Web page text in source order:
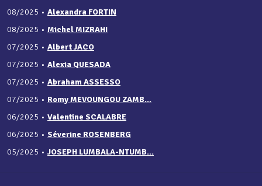
08/2025 • Alexandra FORTIN
08/2025 • Michel MIZRAHI
07/2025 • Albert JACO
07/2025 • Alexia QUESADA
07/2025 • Abraham ASSESSO
07/2025 • Romy MEVOUNGOU ZAMB...
06/2025 • Valentine SCALABRE
06/2025 • Séverine ROSENBERG
05/2025 • JOSEPH LUMBALA-NTUMB...